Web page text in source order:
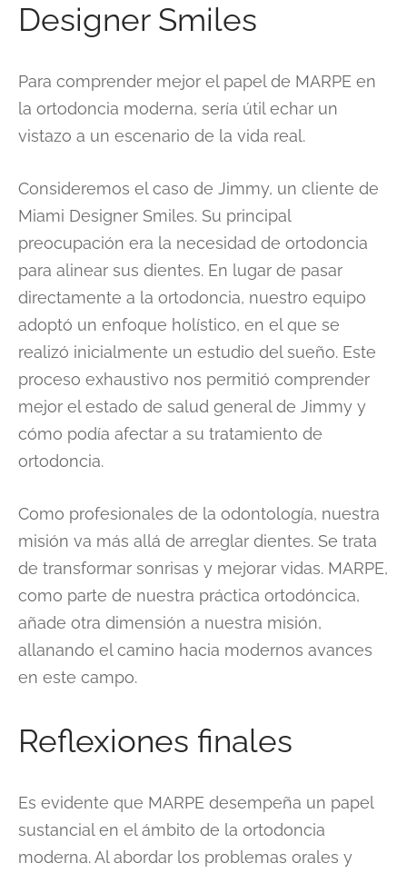
Designer Smiles
Para comprender mejor el papel de MARPE en
la ortodoncia moderna, sería útil echar un
vistazo a un escenario de la vida real.
Consideremos el caso de Jimmy, un cliente de
Miami Designer Smiles. Su principal
preocupación era la necesidad de ortodoncia
para alinear sus dientes. En lugar de pasar
directamente a la ortodoncia, nuestro equipo
adoptó un enfoque holístico, en el que se
realizó inicialmente un estudio del sueño. Este
proceso exhaustivo nos permitió comprender
mejor el estado de salud general de Jimmy y
cómo podía afectar a su tratamiento de
ortodoncia.
Como profesionales de la odontología, nuestra
misión va más allá de arreglar dientes. Se trata
de transformar sonrisas y mejorar vidas. MARPE,
como parte de nuestra práctica ortodóncica,
añade otra dimensión a nuestra misión,
allanando el camino hacia modernos avances
en este campo.
Reflexiones finales
Es evidente que MARPE desempeña un papel
sustancial en el ámbito de la ortodoncia
moderna. Al abordar los problemas orales y